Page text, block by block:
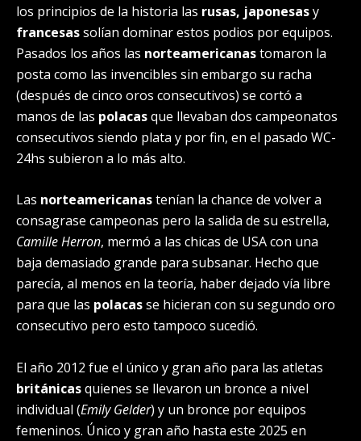
los principios de la historia las rusas, japonesasy
francesassolían dominar estos podios por equipos.
Pasados los años las norteamericanastomaron la
posta como las invencibles sin embargo su racha
(después de cinco oros consecutivos) se cortó a
manos de las polacasque llevaban dos campeonatos
consecutivos siendo plata y por fin, en el pasado WC-
24hs subieron a lo más alto.
Las norteamericanastenían la chance de volver a
consagrase campeonas pero la salida de su estrella,
Camille Herron, mermó a las chicas de USA con una
baja demasiado grande para subsanar. Hecho que
parecía, al menos en la teoría, haber dejado vía libre
para que las polacasse hicieran con su segundo oro
consecutivo pero esto tampoco sucedió.
El año 2012 fue el único y gran año para las atletas
británicasquienes se llevaron un bronce a nivel
individual (Emily Gelder) y un bronce por equipos
femeninos. Único y gran año hasta este 2025 en